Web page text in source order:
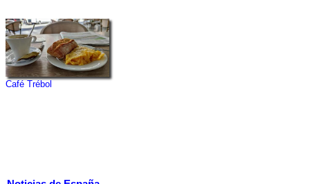
Café Trébol